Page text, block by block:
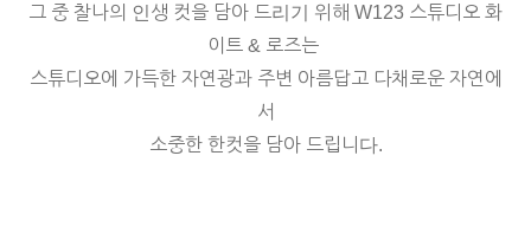
그 중 찰나의 인생 컷을 담아 드리기 위해 W123 스튜디오 화
이트 & 로즈는
스튜디오에 가득한 자연광과 주변 아름답고 다채로운 자연에
서
소중한 한컷을 담아 드립니다.